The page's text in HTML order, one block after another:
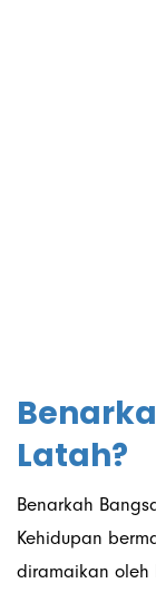
Latah?
Benarkah
Kehidupan
diramaikan oleh